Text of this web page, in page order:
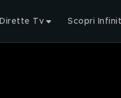
Dirette Tv Scopri